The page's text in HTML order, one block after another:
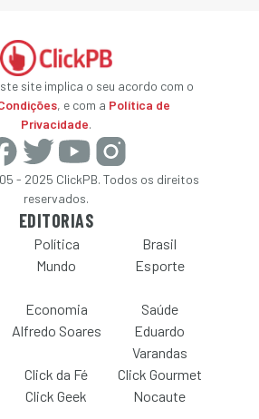
site implica o seu acordo com o
, e com a Política de
Privacidade.
- 2025 ClickPB. Todos os direitos
reservados.
EDITORIAS
Política
Brasil
Mundo Esporte
Economia
Saúde
Alfredo Soares
Eduardo
Varandas
Click da Fé
Click Gourmet
Click Geek Nocaute